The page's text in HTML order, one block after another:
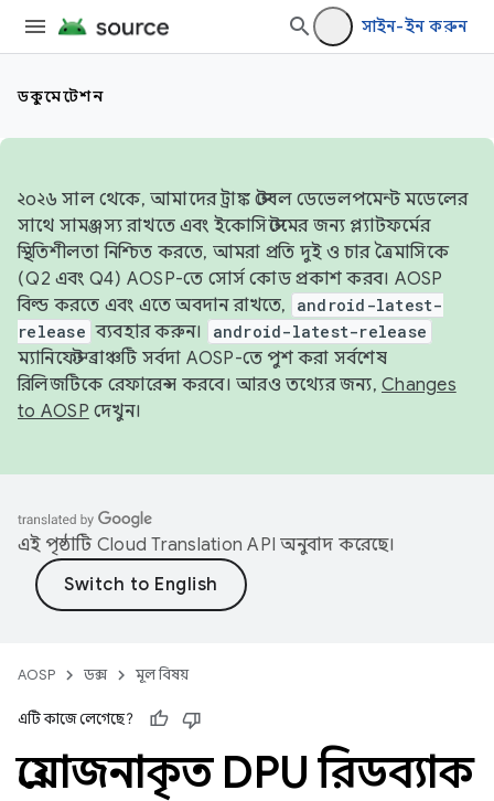
সাইন-ইন করুন
ডকুমেন্টেশন
২০২৬ সাল থেকে, আমাদের ট্রাঙ্ক স্টেবল ডেভেলপমেন্ট মডেলের
সাথে সামঞ্জস্য রাখতে এবং ইকোসিস্টেমের জন্য প্ল্যাটফর্মের
স্থিতিশীলতা নিশ্চিত করতে, আমরা প্রতি দুই ও চার ত্রৈমাসিকে
(Q2 এবং Q4) AOSP-তে সোর্স কোড প্রকাশ করব। AOSP
বিল্ড করতে এবং এতে অবদান রাখতে,
android-latest-
release ব্যবহার করুন। android-latest-release
ম্যানিফেস্ট ব্রাঞ্চটি সর্বদা AOSP-তে পুশ করা সর্বশেষ
রিলিজটিকে রেফারেন্স করবে। আরও তথ্যের জন্য, Changes
to AOSP দেখুন।
এই পৃষ্ঠাটি Cloud Translation API অনুবাদ করেছে।
AOSP ডক্স মূল বিষয়
এটি কাজে লেগেছে?
প্রযোজনাকৃত DPU রিডব্যাক